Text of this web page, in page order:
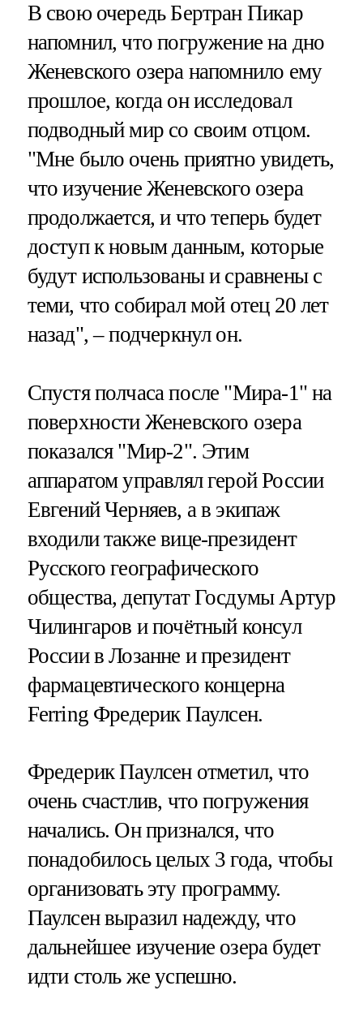
В свою очередь Бертран Пикар
напомнил, что погружение на дно
Женевского озера напомнило ему
прошлое, когда он исследовал
подводный мир со своим отцом.
"Мне было очень приятно увидеть,
что изучение Женевского озера
продолжается, и что теперь будет
доступ к новым данным, которые
будут использованы и сравнены с
теми, что собирал мой отец 20 лет
назад", – подчеркнул он.
Спустя полчаса после "Мира-1" на
поверхности Женевского озера
показался "Мир-2". Этим
аппаратом управлял герой России
Евгений Черняев, а в экипаж
входили также вице-президент
Русского географического
общества, депутат Госдумы Артур
Чилингаров и почётный консул
России в Лозанне и президент
фармацевтического концерна
Ferring Фредерик Паулсен.
Фредерик Паулсен отметил, что
очень счастлив, что погружения
начались. Он признался, что
понадобилось целых 3 года, чтобы
организовать эту программу.
Паулсен выразил надежду, что
дальнейшее изучение озера будет
идти столь же успешно.